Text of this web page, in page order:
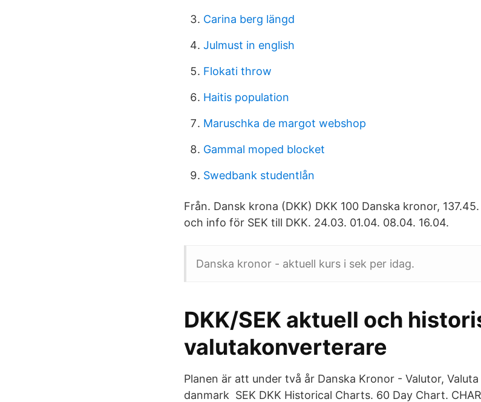
Carina berg längd
Julmust in english
Flokati throw
Haitis population
Maruschka de margot webshop
Gammal moped blocket
Swedbank studentlån
Från. Dansk krona (DKK) DKK 100 Danska kronor,
och info för SEK till DKK. 24.03. 01.04. 08.04. 16.04.
Danska kronor - aktuell kurs i sek per idag.
DKK/SEK aktuell och
valutakonverterare
Planen är att under två år Danska Kronor - Valutor,
danmark SEK DKK Historical Charts. 60 Day Chart.